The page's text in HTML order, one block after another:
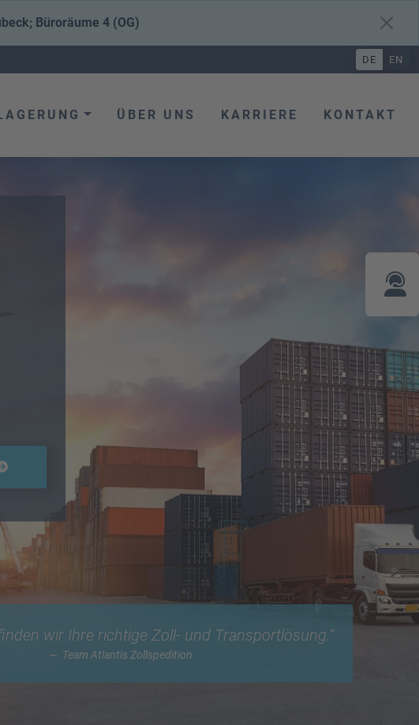
DE EN
ÜBER UNS KARRIERE KONTAKT
Büroräume 4 (OG)
wir Ihre richtige Zoll- und Transportlösung.“
Team Atlantis Zollspedition